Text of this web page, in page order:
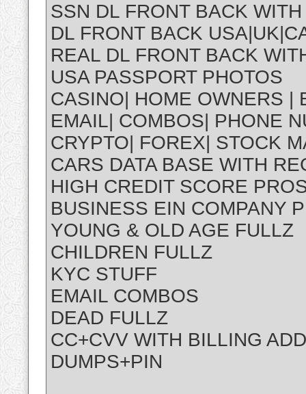
SSN DL FRONT BACK
DL FRONT BACK
REAL DL FRONT BACK
USA PASSPORT PHOTOS
CASINO| HOME OWNERS |
EMAIL| COMBOS| PHONE
CRYPTO| FOREX| STOCK
CARS DATA BASE WITH
HIGH CREDIT SCORE
BUSINESS EIN COMPANY
YOUNG & OLD AGE FULLZ
CHILDREN FULLZ
KYC STUFF
EMAIL COMBOS
DEAD FULLZ
CC+CVV WITH BILLING
DUMPS+PIN